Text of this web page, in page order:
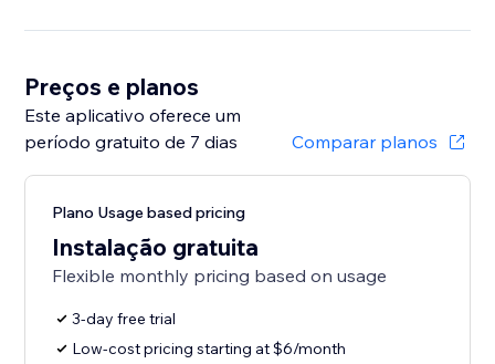
Preços e planos
Este aplicativo oferece um
período gratuito de 7 dias
Comparar planos
Plano Usage based pricing
Instalação gratuita
Flexible monthly pricing based on usage
3-day free trial
Low-cost pricing starting at $6/month